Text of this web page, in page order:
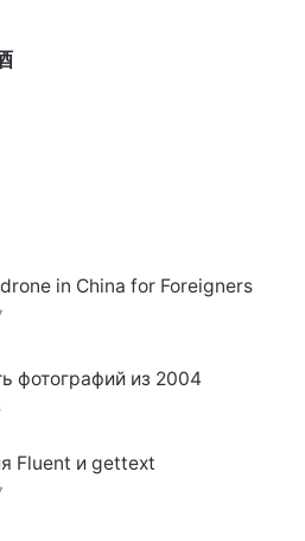
in China for Foreigners
фотографий из 2004
Fluent и gettext